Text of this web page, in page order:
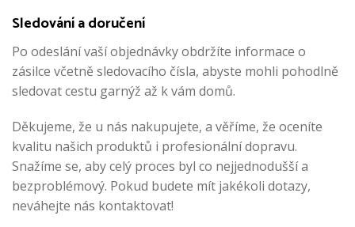
Sledování a doručení
Po odeslání vaší objednávky obdržíte informace o
zásilce včetně sledovacího čísla, abyste mohli pohodlně
sledovat cestu garnýž až k vám domů.
Děkujeme, že u nás nakupujete, a věříme, že oceníte
kvalitu našich produktů i profesionální dopravu.
Snažíme se, aby celý proces byl co nejjednodušší a
bezproblémový. Pokud budete mít jakékoli dotazy,
neváhejte nás kontaktovat!